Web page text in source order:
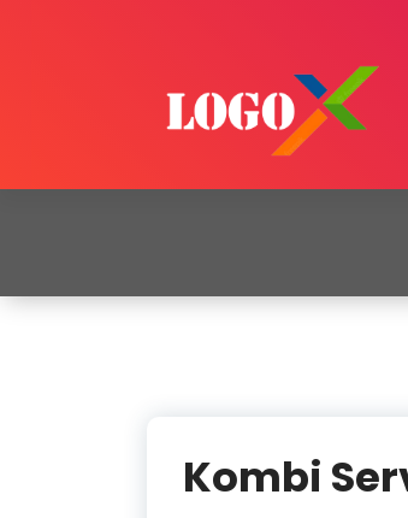
Kombi
Kombi